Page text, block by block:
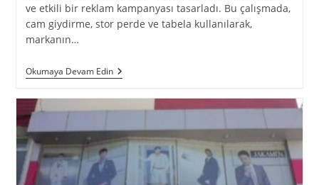
ve etkili bir reklam kampanyası tasarladı. Bu çalışmada,
cam giydirme, stor perde ve tabela kullanılarak,
markanın…
Okumaya Devam Edin